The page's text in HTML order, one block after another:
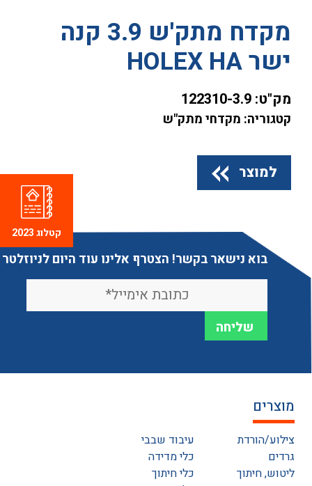
מקדח מתק'ש 3.9 קנה
ישר HOLEX HA
מק"ט: 122310-3.9
קטגוריה: מקדחי מתק"ש
למוצר
בוא נישאר בקשר! הצטרף אלינו עוד היום לניוזלטר
מוצרים
צילוע/הורדת
גרדים
ליטוש, חיתוך
עיבוד שבבי
כלי מדידה
כלי חיתוך
קטלוג 2023